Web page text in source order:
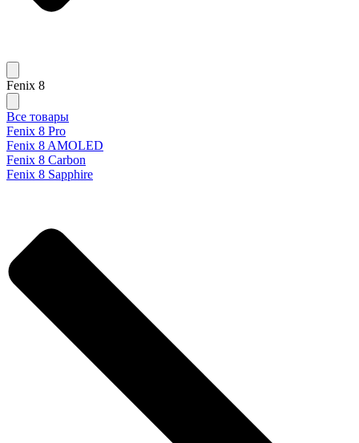
Fenix 8
Все товары
Fenix 8 Pro
Fenix 8 AMOLED
Fenix 8 Carbon
Fenix 8 Sapphire